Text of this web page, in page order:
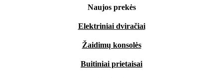
Naujos prekės
Elektriniai dviračiai
Žaidimų konsolės
Buitiniai prietaisai